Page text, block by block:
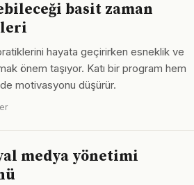
basit zaman
hayata geçirirken esneklik ve
önem taşıyor. Katı bir program hem
motivasyonu düşürür.
medya yönetimi